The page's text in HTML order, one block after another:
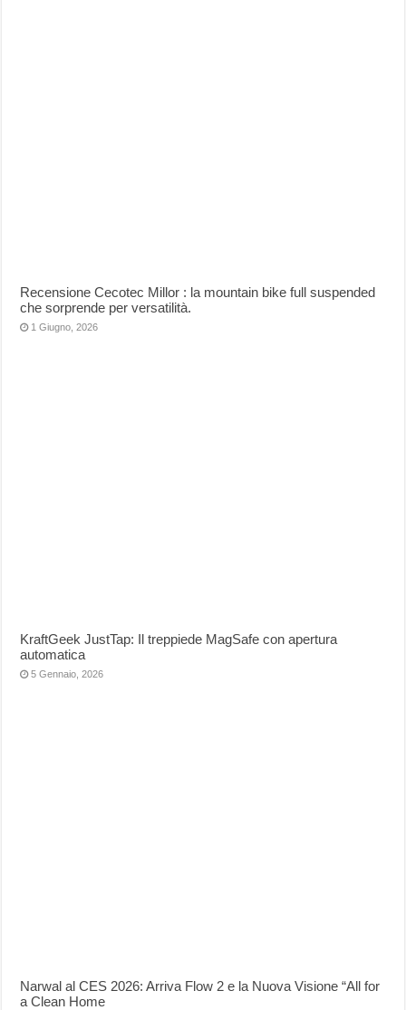
Recensione Cecotec Millor : la mountain bike full suspended
che sorprende per versatilità.
1 Giugno, 2026
KraftGeek JustTap: Il treppiede MagSafe con apertura
automatica
5 Gennaio, 2026
Narwal al CES 2026: Arriva Flow 2 e la Nuova Visione “All for
a Clean Home